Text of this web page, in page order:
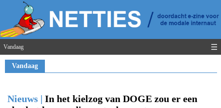
Vandaag ☰
Vandaag
Nieuws | In het kielzog van DOGE zou er een